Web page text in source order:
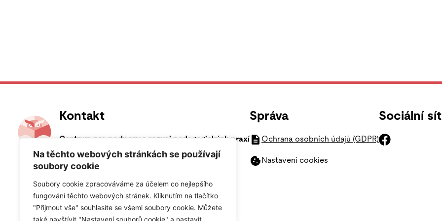
Na těchto webových stránkách se používají
soubory cookie
Soubory cookie zpracováváme za účelem co nejlepšího
fungování těchto webových stránek. Kliknutím na tlačítko
"Přijmout vše" souhlasíte se všemi soubory cookie. Můžete
také navštívit "Nastavení souborů cookie" a nastavit
Kontakt
Centrum pro podporu a rozvoj pedagogických praxí
Magdalény Rettigové 4
116 39 Praha 1
praxe@pedf.cuni.cz
221 900 184
Správa
Ochrana osobních údajů (GDPR)
Nastavení cookies
Sociální